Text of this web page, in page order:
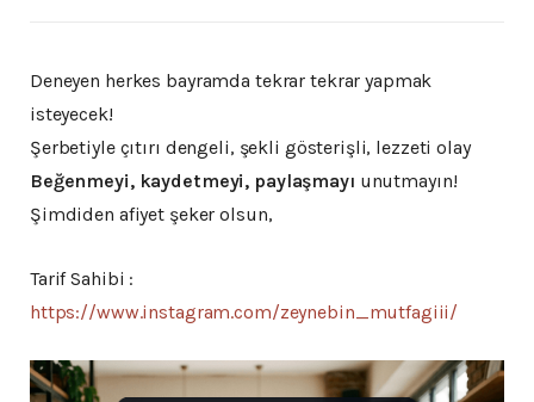
Deneyen herkes bayramda tekrar tekrar yapmak
isteyecek!
Şerbetiyle çıtırı dengeli, şekli gösterişli, lezzeti olay
Beğenmeyi, kaydetmeyi, paylaşmayı unutmayın!
Şimdiden afiyet şeker olsun,
Tarif Sahibi :
https://www.instagram.com/zeynebin_mutfagiii/